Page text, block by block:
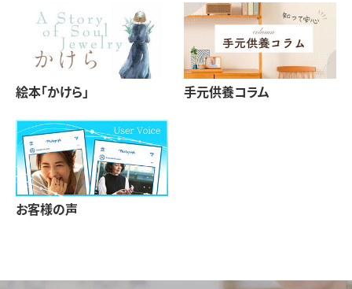
絵本「かけら」 手元供養コラム
お客様の声